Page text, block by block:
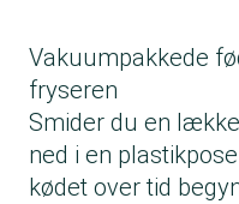
Vakuumpakkede
fryseren
Smider du en
ned i en
kødet over tid